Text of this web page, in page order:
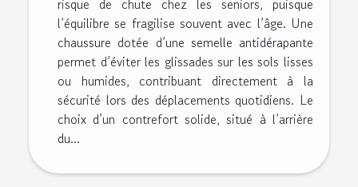
risque de chute chez les seniors, puisque
l’équilibre se fragilise souvent avec l’âge. Une
chaussure dotée d’une semelle antidérapante
permet d’éviter les glissades sur les sols lisses
ou humides, contribuant directement à la
sécurité lors des déplacements quotidiens. Le
choix d’un contrefort solide, situé à l’arrière
du...